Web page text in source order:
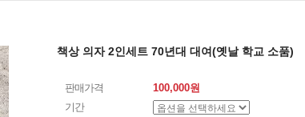
책상 의자 2인세트 70년대 대여(옛날 학교 소품)
판매가격 100,000원
기간